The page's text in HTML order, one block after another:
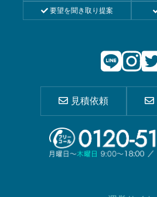
要望を聞き取り提案
見積依頼